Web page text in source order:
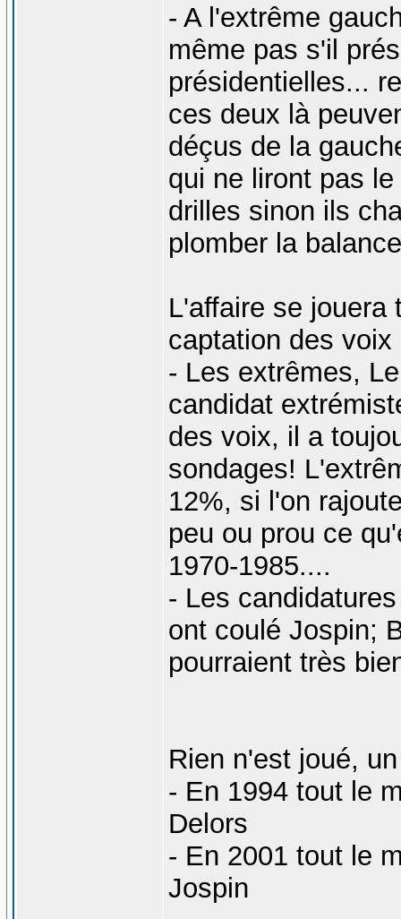
- A l'extrême
même pas s'il
présidentielles...
ces deux là
déçus de la
qui ne liront pas
drilles sinon ils
plomber la
L'affaire se jouera
captation des voix
- Les extrêmes,
candidat
des voix, il a
sondages!
12%, si l'on
peu ou prou ce
1970-1985....
- Les
ont coulé Jospin;
pourraient très
Rien n'est joué,
- En 1994 tout le
Delors
- En 2001 tout le
Jospin